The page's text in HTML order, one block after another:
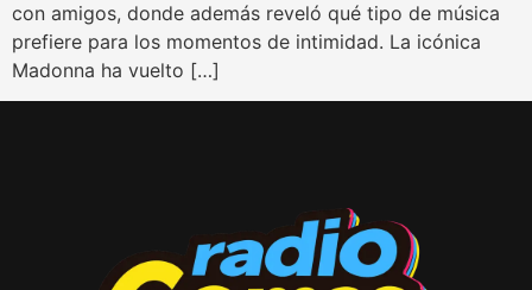
con amigos, donde además reveló qué tipo de música
prefiere para los momentos de intimidad. La icónica
Madonna ha vuelto […]